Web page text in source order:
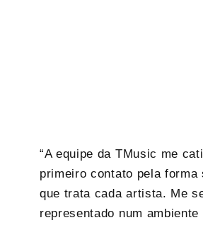
“A equipe da TMusic me
primeiro contato pela forma
que trata cada artista. Me
representado num ambiente